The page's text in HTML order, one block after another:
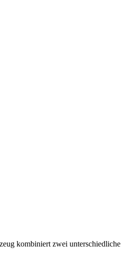
kombiniert zwei unterschiedliche